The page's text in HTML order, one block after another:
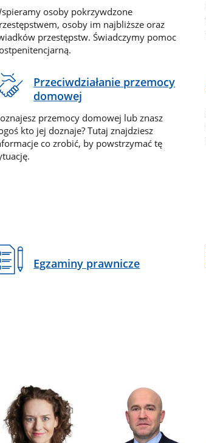
osoby pokrzywdzone
osoby im najbliższe oraz
przestępstw. Świadczymy pomoc
Przeciwdziałanie przemocy
domowej
przemocy domowej lub znasz
kto jej doznaje? Tutaj znajdziesz
co zrobić, by powstrzymać tę
Egzaminy prawnicze